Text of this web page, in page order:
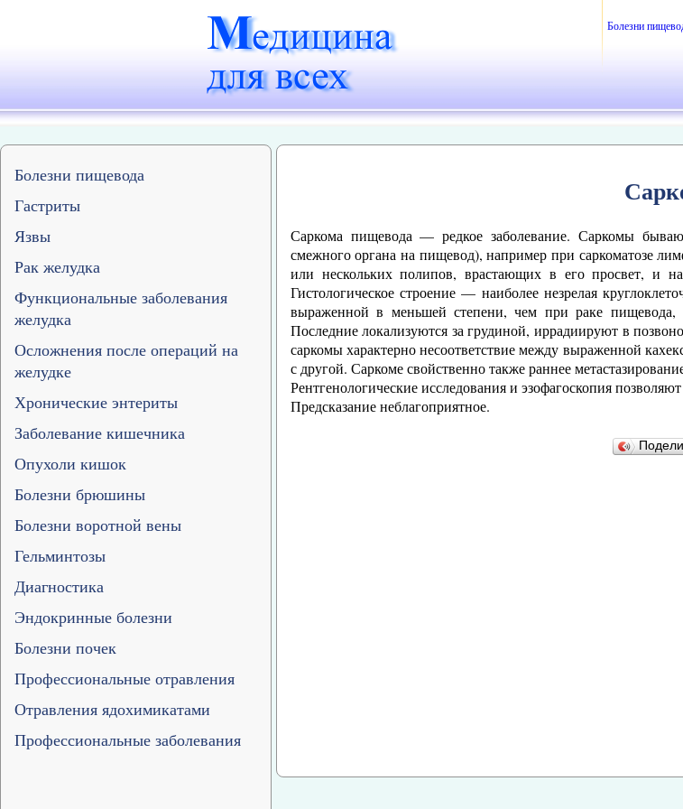
Болезни
Болезни пищевода
Гастриты
Язвы
Рак желудка
Функциональные заболевания
желудка
Осложнения после операций на
желудке
Хронические энтериты
Заболевание кишечника
Опухоли кишок
Болезни брюшины
Болезни воротной вены
Гельминтозы
Диагностика
Эндокринные болезни
Болезни почек
Профессиональные отравления
Отравления ядохимикатами
Профессиональные заболевания
Саркома пищевода — редкое заболевание. Саркомы
смежного органа на пищевод), например при саркоматозе
или нескольких полипов, врастающих в его просвет, и
Гистологическое строение — наиболее незрелая
выраженной в меньшей степени, чем при раке пищевода,
Последние локализуются за грудиной, иррадиируют в
саркомы характерно несоответствие между выраженной
с другой. Саркоме свойственно также раннее
Рентгенологические исследования и эзофагоскопия
Предсказание неблагоприятное.